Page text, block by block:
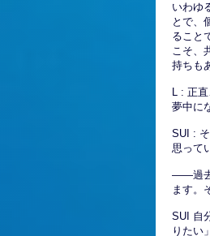
いわゆ
とで、
ること
こそ、
持ちも
L : 正
夢中に
SUI :
思って
――過去
ます。
SUI 自
りたい